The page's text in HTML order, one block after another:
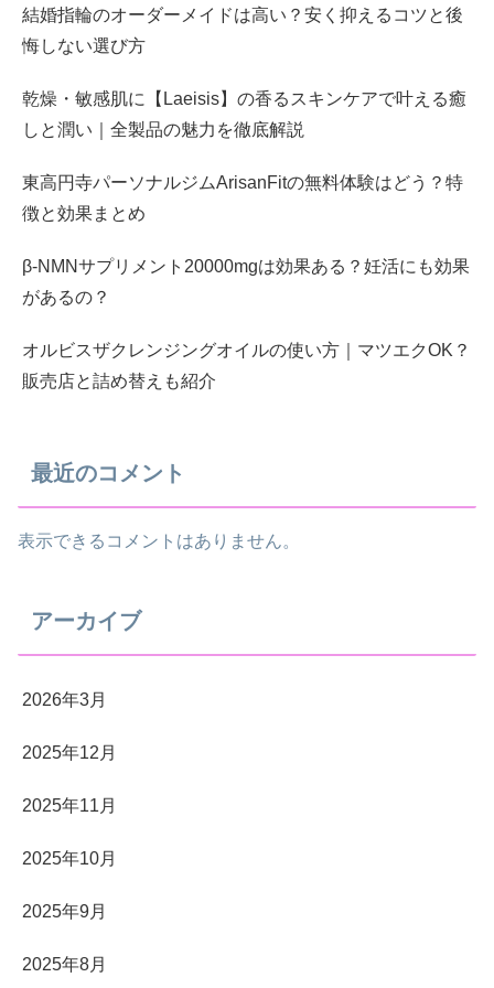
結婚指輪のオーダーメイドは高い？安く抑えるコツと後
悔しない選び方
乾燥・敏感肌に【Laeisis】の香るスキンケアで叶える癒
しと潤い｜全製品の魅力を徹底解説
東高円寺パーソナルジムArisanFitの無料体験はどう？特
徴と効果まとめ
β-NMNサプリメント20000mgは効果ある？妊活にも効果
があるの？
オルビスザクレンジングオイルの使い方｜マツエクOK？
販売店と詰め替えも紹介
最近のコメント
表示できるコメントはありません。
アーカイブ
2026年3月
2025年12月
2025年11月
2025年10月
2025年9月
2025年8月